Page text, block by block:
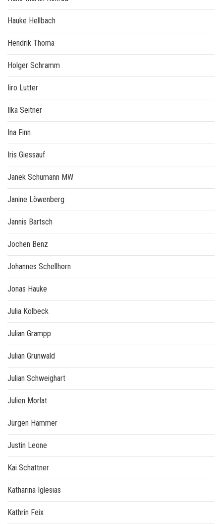
Hauke Hellbach
Hendrik Thoma
Holger Schramm
Iiro Lutter
Ilka Seitner
Ina Finn
Iris Giessauf
Janek Schumann MW
Janine Löwenberg
Jannis Bartsch
Jochen Benz
Johannes Schellhorn
Jonas Hauke
Julia Kolbeck
Julian Grampp
Julian Grunwald
Julian Schweighart
Julien Morlat
Jürgen Hammer
Justin Leone
Kai Schattner
Katharina Iglesias
Kathrin Feix